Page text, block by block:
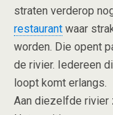
straten verderop
restaurant waar
worden. Die opent
de rivier. Iedereen
loopt komt erlangs.
Aan diezelfde rivier